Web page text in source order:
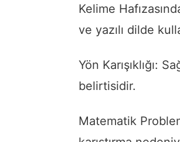
Kelime
ve yazılı dilde
Yön Karışıklığı:
belirtisidir.
Matematik